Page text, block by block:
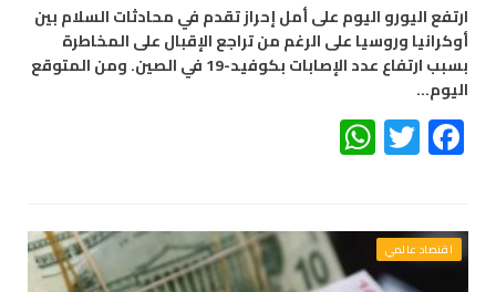
ارتفع اليورو اليوم على أمل إحراز تقدم في محادثات السلام بين
أوكرانيا وروسيا على الرغم من تراجع الإقبال على المخاطرة
بسبب ارتفاع عدد الإصابات بكوفيد-19 في الصين. ومن المتوقع
اليوم…
Facebook
Twitter
اقتصاد عالمي